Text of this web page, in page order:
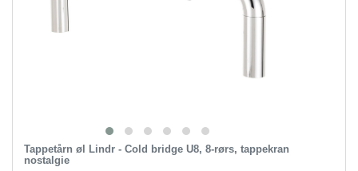
Tappetårn øl Lindr - Cold bridge U8, 8-rørs, tappekran
nostalgie